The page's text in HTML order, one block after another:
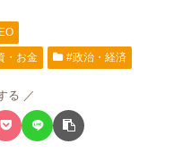
・お金 #政治・経済
る